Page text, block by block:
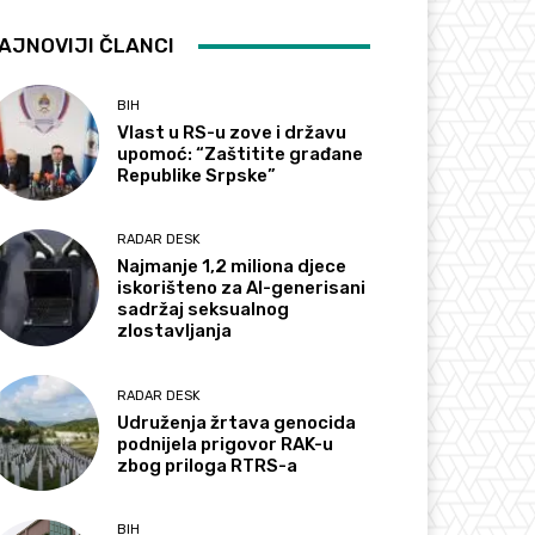
ČLANCI
BIH
Vlast u RS-u zove i državu
upomoć: “Zaštitite građane
Republike Srpske”
RADAR DESK
Najmanje 1,2 miliona djece
iskorišteno za AI-generisani
sadržaj seksualnog
zlostavljanja
RADAR DESK
Udruženja žrtava genocida
podnijela prigovor RAK-u
zbog priloga RTRS-a
BIH